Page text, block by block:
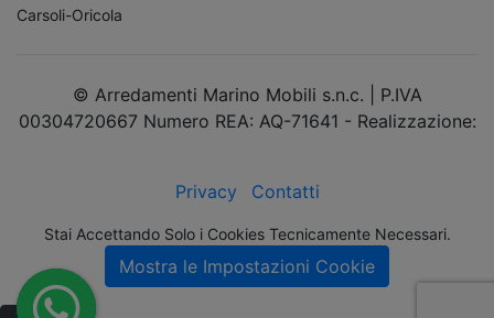
Carsoli-Oricola
© Arredamenti Marino Mobili s.n.c. | P.IVA
00304720667 Numero REA: AQ-71641 - Realizzazione:
Privacy
Contatti
Stai Accettando Solo i Cookies Tecnicamente Necessari.
Mostra le Impostazioni Cookie